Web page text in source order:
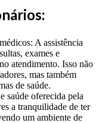
A assistência
exames e
atendimento. Isso não
mas também
de saúde.
saúde oferecida pela
a tranquilidade de ter
um ambiente de